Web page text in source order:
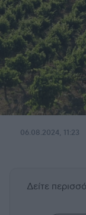
06.08.2024, 11:23
Δείτε